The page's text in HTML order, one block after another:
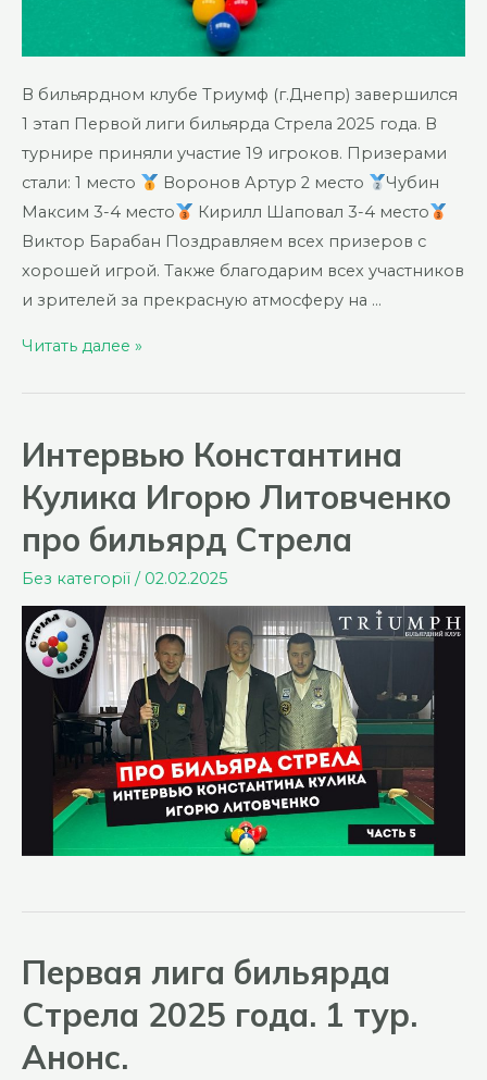
В бильярдном клубе Триумф (г.Днепр) завершился
1 этап Первой лиги бильярда Стрела 2025 года. В
турнире приняли участие 19 игроков. Призерами
стали: 1 место
Воронов Артур 2 место
Чубин
Максим 3-4 место
Кирилл Шаповал 3-4 место
Виктор Барабан Поздравляем всех призеров с
хорошей игрой. Также благодарим всех участников
и зрителей за прекрасную атмосферу на …
Первая
2025
года.
тур.
Итоги.
Читать далее »
Интервью Константина
Кулика Игорю Литовченко
про бильярд Стрела
Без категорії / 02.02.2025
Первая лига бильярда
Стрела 2025 года. 1 тур.
Анонс.